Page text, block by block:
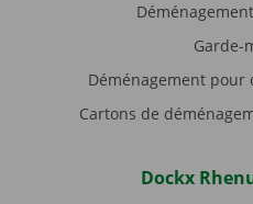
Garde-
Déménagement pour
Cartons de
Dockx